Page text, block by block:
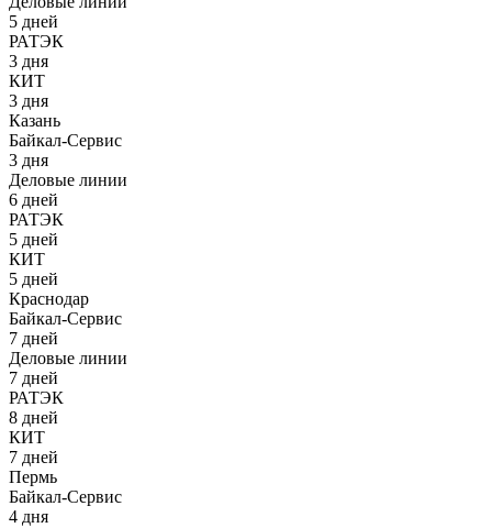
5 дней
РАТЭК
3 дня
КИТ
3 дня
Казань
Байкал-Сервис
3 дня
Деловые линии
6 дней
РАТЭК
5 дней
КИТ
5 дней
Краснодар
Байкал-Сервис
7 дней
Деловые линии
7 дней
РАТЭК
8 дней
КИТ
7 дней
Пермь
Байкал-Сервис
4 дня